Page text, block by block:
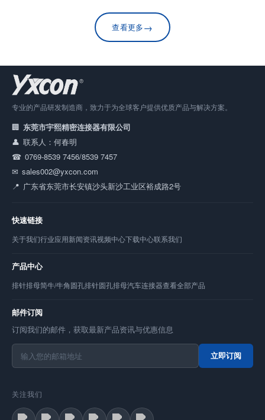
查看更多→
专业的产品研发制造商，致力于为全球客户提供优质产品与解决方案。
东莞市宇熙精密连接器有限公司
联系人：何春明
0769-8539 7456/8539 7457
sales002@yxcon.com
广东省东莞市长安镇沙头新沙工业区裕成路2号
快速链接
关于我们行业应用新闻资讯视频中心下载中心联系我们
产品中心
排针排母简牛/牛角圆孔排针圆孔排母汽车连接器查看全部产品
邮件订阅
订阅我们的邮件，获取最新产品资讯与优惠信息
立即订阅
关注我们